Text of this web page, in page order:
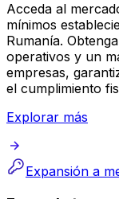
Acceda al
mínimos
Rumanía.
operativos y un
empresas,
el cumplimiento
Explorar más
Expansión a